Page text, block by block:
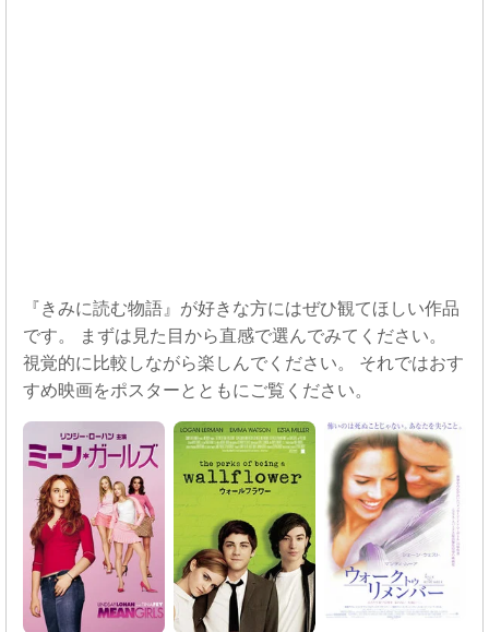
『きみに読む物語』が好きな方にはぜひ観てほしい作品
です。 まずは見た目から直感で選んでみてください。
視覚的に比較しながら楽しんでください。 それではおす
すめ映画をポスターとともにご覧ください。